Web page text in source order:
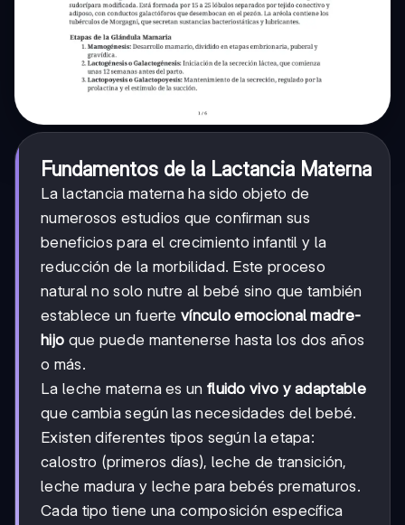
Fundamentos de la Lactancia Materna
La lactancia materna ha sido objeto de
numerosos estudios que confirman sus
beneficios para el crecimiento infantil y la
reducción de la morbilidad. Este proceso
natural no solo nutre al bebé sino que también
establece un fuertevínculo emocional madre-
hijo que puede mantenerse hasta los dos años
o más.
La leche materna es un fluido vivo y adaptable
que cambia según las necesidades del bebé.
Existen diferentes tipos según la etapa:
calostro (primeros días), leche de transición,
leche madura y leche para bebés prematuros.
Cada tipo tiene una composición específica